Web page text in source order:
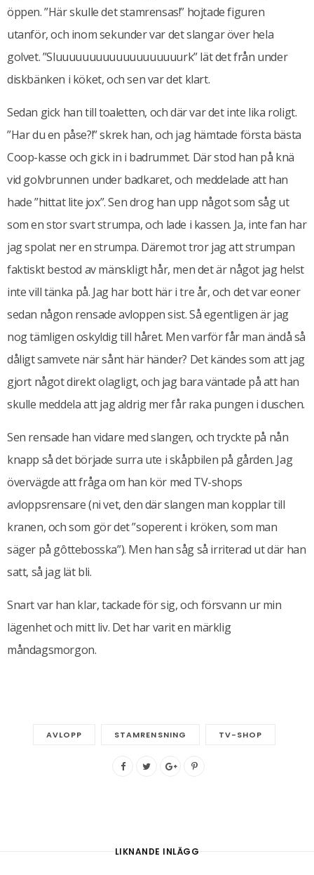
öppen. ”Här skulle det stamrensas!” hojtade figuren
utanför, och inom sekunder var det slangar över hela
golvet. ”Sluuuuuuuuuuuuuuuuuuurk” lät det från under
diskbänken i köket, och sen var det klart.
Sedan gick han till toaletten, och där var det inte lika roligt.
”Har du en påse?!” skrek han, och jag hämtade första bästa
Coop-kasse och gick in i badrummet. Där stod han på knä
vid golvbrunnen under badkaret, och meddelade att han
hade ”hittat lite jox”. Sen drog han upp något som såg ut
som en stor svart strumpa, och lade i kassen. Ja, inte fan har
jag spolat ner en strumpa. Däremot tror jag att strumpan
faktiskt bestod av mänskligt hår, men det är något jag helst
inte vill tänka på. Jag har bott här i tre år, och det var eoner
sedan någon rensade avloppen sist. Så egentligen är jag
nog tämligen oskyldig till håret. Men varför får man ändå så
dåligt samvete när sånt här händer? Det kändes som att jag
gjort något direkt olagligt, och jag bara väntade på att han
skulle meddela att jag aldrig mer får raka pungen i duschen.
Sen rensade han vidare med slangen, och tryckte på nån
knapp så det började surra ute i skåpbilen på gården. Jag
övervägde att fråga om han kör med TV-shops
avloppsrensare (ni vet, den där slangen man kopplar till
kranen, och som gör det ”soperent i kröken, som man
säger på gôttebosska”). Men han såg så irriterad ut där han
satt, så jag lät bli.
Snart var han klar, tackade för sig, och försvann ur min
lägenhet och mitt liv. Det har varit en märklig
måndagsmorgon.
AVLOPP STAMRENSNING TV-SHOP
LIKNANDE INLÄGG